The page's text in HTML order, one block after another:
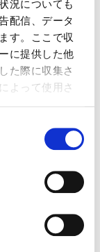
況についても
配信、データ
す。ここで収
に提供した他
た際に収集さ
よって使用さ
業プロセス
が存続して